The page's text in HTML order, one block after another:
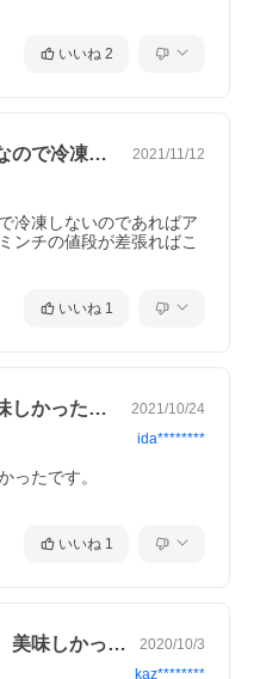
いいね 2
アルカトラでも値段が同じなので冷凍しな… 2021/11/12
冷凍しないのであればア
ンチの値段が差張ればこ
いいね 1
脂身が無くサッパリして美味しかったです… 2021/10/24
ida********
ったです。
いいね 1
とても綺麗肉で使いやすく、美味しかった… 2020/10/3
kaz********